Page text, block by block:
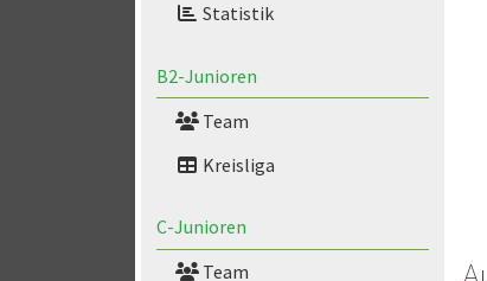
Statistik
B2-Junioren
Team
Kreisliga
C-Junioren
Team